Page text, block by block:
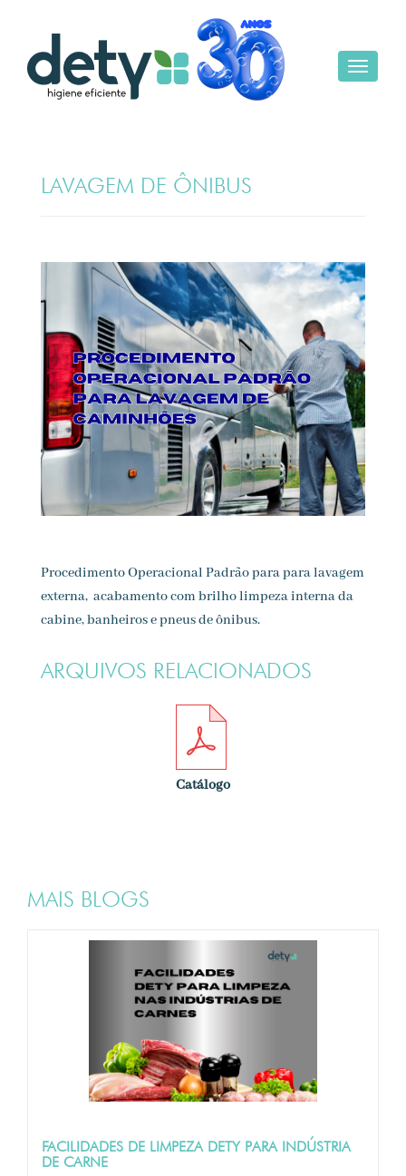
Toggle
LAVAGEM DE ÔNIBUS
Procedimento Operacional Padrão para para lavagem
externa, acabamento com brilho limpeza interna da
cabine, banheiros e pneus de ônibus.
ARQUIVOS RELACIONADOS
Catálogo
MAIS BLOGS
FACILIDADES DE LIMPEZA DETY PARA INDÚSTRIA
DE CARNE